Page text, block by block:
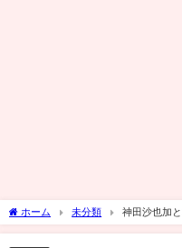
ホーム 未分類
神田沙也加
【神田沙也加ジャニーズJr.秋山大河と